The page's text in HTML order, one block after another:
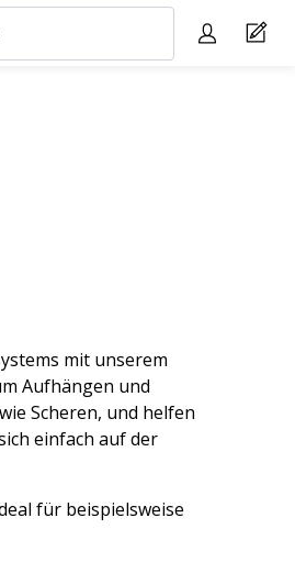
mit unserem
Aufhängen und
Scheren, und helfen
einfach auf der
für beispielsweise